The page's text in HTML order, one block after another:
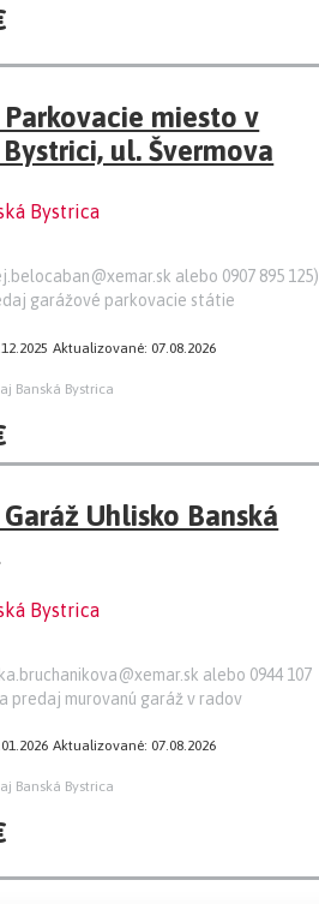
Parkovacie miesto v
ul. Švermova
Bystrica
alebo 0907 895 125)
garážové parkovacie státie
Aktualizované: 07.08.2026
Banská Bystrica
Garáž Uhlisko Banská
Bystrica
alebo 0944 107
predaj murovanú garáž v radov
Aktualizované: 07.08.2026
Banská Bystrica